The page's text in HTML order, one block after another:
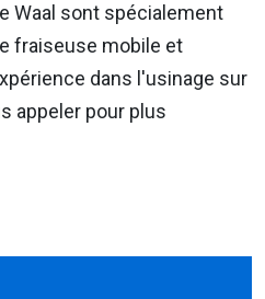
Waal sont spécialement
fraiseuse mobile et
dans l'usinage sur
appeler pour plus